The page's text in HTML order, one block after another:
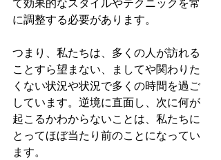
て効果的なスタイルやテクニックを常
に調整する必要があります。
つまり、私たちは、多くの人が訪れる
ことすら望まない、ましてや関わりた
くない状況や状況で多くの時間を過ご
しています。逆境に直面し、次に何が
起こるかわからないことは、私たちに
とってほぼ当たり前のことになってい
ます。